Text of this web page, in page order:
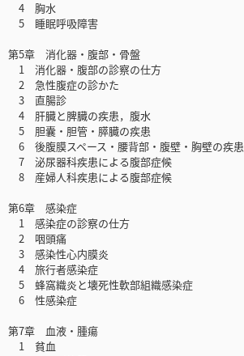
4 胸水
5 睡眠呼吸障害
第5章 消化器・腹部・骨盤
1 消化器・腹部の診察の仕方
2 急性腹症の診かた
3 直腸診
4 肝臓と脾臓の疾患，腹水
5 胆囊・胆管・膵臓の疾患
6 後腹膜スペース・腰背部・腹壁・胸壁の疾患
7 泌尿器科疾患による腹部症候
8 産婦人科疾患による腹部症候
第6章 感染症
1 感染症の診察の仕方
2 咽頭痛
3 感染性心内膜炎
4 旅行者感染症
5 蜂窩織炎と壊死性軟部組織感染症
6 性感染症
第7章 血液・腫瘍
1 貧血